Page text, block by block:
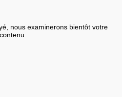
nous examinerons bientôt votre
contenu.